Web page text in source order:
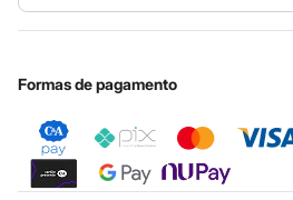
Babuche
Botas
Sandálias
Marcas
Beira Rio
Cartago
Grendene
Configuração de cookies
Cupons de desconto
Sobre o cartão presente
Nossas lojas
Central de ética
Especial Dia dos Pais
Formas de pagamento